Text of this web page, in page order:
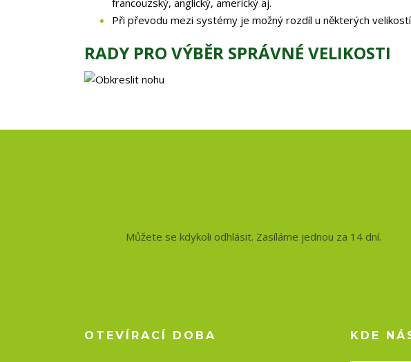
francouzský, anglický, americký aj.
Při převodu mezi systémy je možný rozdíl u některých
RADY PRO VÝBĚR SPRÁVNÉ VELIKOSTI
Můžete se kdykoli odhlásit. Zasíláme jednou za 14 dní.
OTEVÍRACÍ DOBA KDE